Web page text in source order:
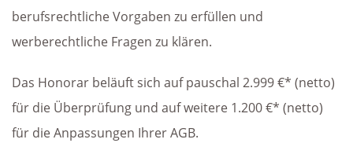
berufsrechtliche Vorgaben zu erfüllen und
werberechtliche Fragen zu klären.
Das Honorar beläuft sich auf pauschal 2.999 €* (netto)
für die Überprüfung und auf weitere 1.200 €* (netto)
für die Anpassungen Ihrer AGB.